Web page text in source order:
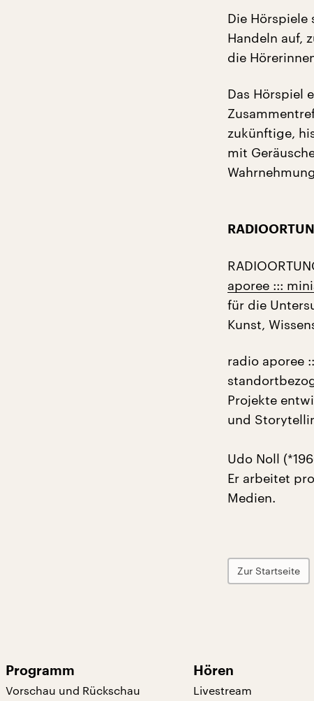
Die Hörspiele
Handeln auf,
die
Das Hörspiel
zukünftige,
mit
aporee :::
für die
Kunst,
radio aporee
Projekte
und
Udo Noll
Er arbeitet
Medien.
Zur Startseite
Programm
Vorschau und Rückschau
Hören
Livestream